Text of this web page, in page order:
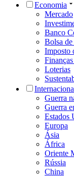
Economia
Mercado
Banco
Bolsa
Imposto
Loterias
Guerra
Guerra
Estados
Europa
Ásia
África
Oriente
Rússia
China